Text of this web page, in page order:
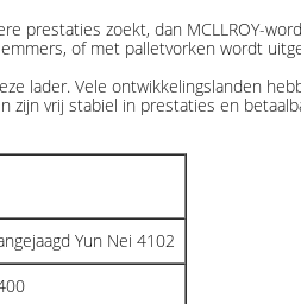
prestaties zoekt, dan MCLLROY-
of met palletvorken wordt
lader. Vele ontwikkelingslanden
zijn vrij stabiel in prestaties en
Yun Nei 4102